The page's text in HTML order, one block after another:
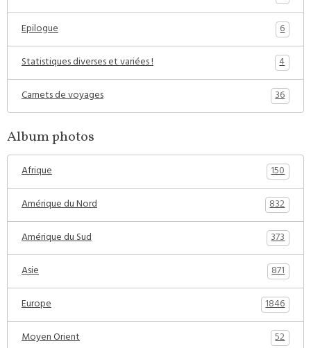
Epilogue
6
Statistiques diverses et variées !
4
Carnets de voyages
36
Album photos
Afrique
150
Amérique du Nord
832
Amérique du Sud
373
Asie
871
Europe
1846
Moyen Orient
52